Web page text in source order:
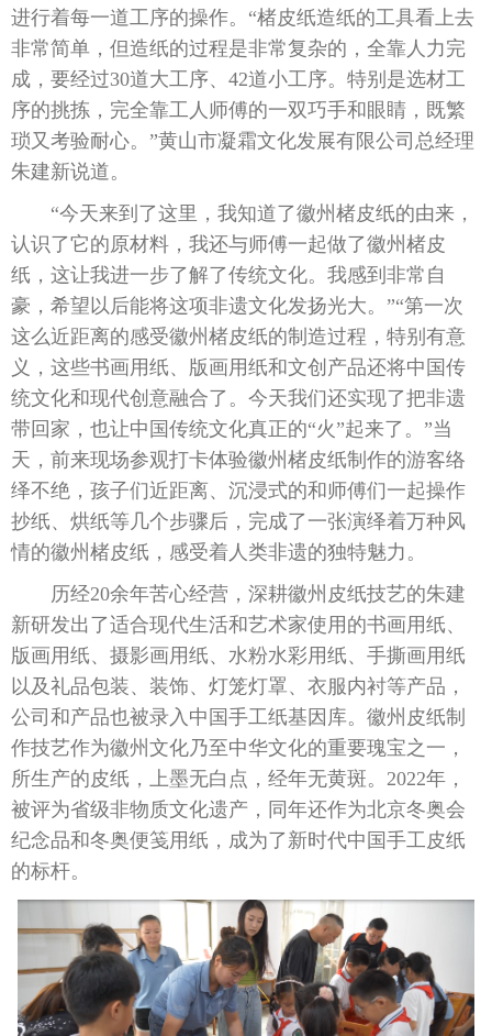
进行着每一道工序的操作。“楮皮纸造纸的工具看上去
非常简单，但造纸的过程是非常复杂的，全靠人力完
成，要经过30道大工序、42道小工序。特别是选材工
序的挑拣，完全靠工人师傅的一双巧手和眼睛，既繁
琐又考验耐心。”黄山市凝霜文化发展有限公司总经理
朱建新说道。
“今天来到了这里，我知道了徽州楮皮纸的由来，
认识了它的原材料，我还与师傅一起做了徽州楮皮
纸，这让我进一步了解了传统文化。我感到非常自
豪，希望以后能将这项非遗文化发扬光大。”“第一次
这么近距离的感受徽州楮皮纸的制造过程，特别有意
义，这些书画用纸、版画用纸和文创产品还将中国传
统文化和现代创意融合了。今天我们还实现了把非遗
带回家，也让中国传统文化真正的“火”起来了。”当
天，前来现场参观打卡体验徽州楮皮纸制作的游客络
绎不绝，孩子们近距离、沉浸式的和师傅们一起操作
抄纸、烘纸等几个步骤后，完成了一张演绎着万种风
情的徽州楮皮纸，感受着人类非遗的独特魅力。
历经20余年苦心经营，深耕徽州皮纸技艺的朱建
新研发出了适合现代生活和艺术家使用的书画用纸、
版画用纸、摄影画用纸、水粉水彩用纸、手撕画用纸
以及礼品包装、装饰、灯笼灯罩、衣服内衬等产品，
公司和产品也被录入中国手工纸基因库。徽州皮纸制
作技艺作为徽州文化乃至中华文化的重要瑰宝之一，
所生产的皮纸，上墨无白点，经年无黄斑。2022年，
被评为省级非物质文化遗产，同年还作为北京冬奥会
纪念品和冬奥便笺用纸，成为了新时代中国手工皮纸
的标杆。